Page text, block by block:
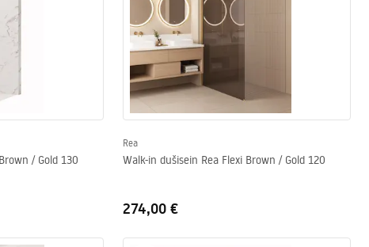
/ Gold 130
Rea
Walk-in dušisein Rea Flexi Brown / Gold 120
274,00 €